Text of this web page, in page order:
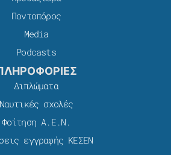
Ποντοπόρος
Media
Podcasts
Διπλώματα
Ναυτικές σχολές
Φοίτηση Α.Ε.Ν.
εγγραφής ΚΕΣΕΝ